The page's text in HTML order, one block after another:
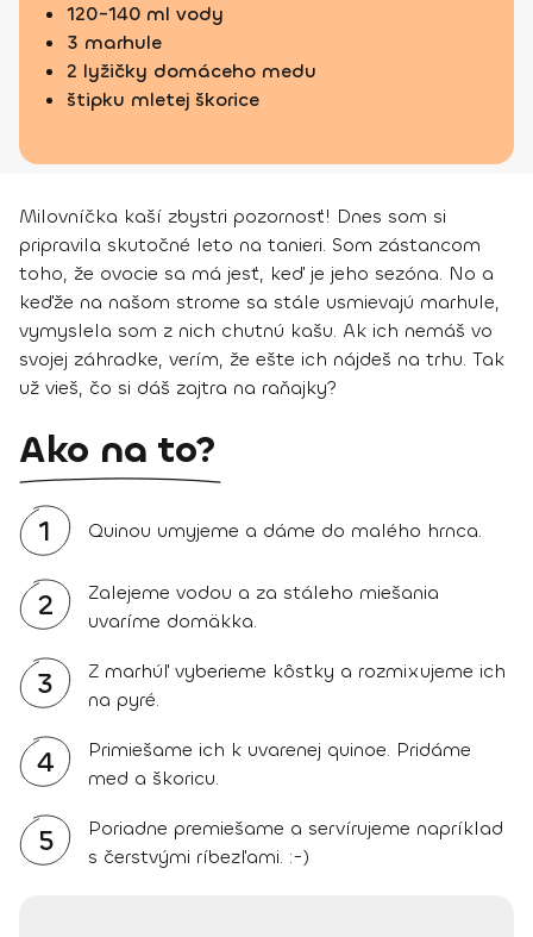
120-140 ml vody
3 marhule
2 lyžičky domáceho medu
štipku mletej škorice
Milovníčka kaší zbystri pozornosť! Dnes som si
pripravila skutočné leto na tanieri. Som zástancom
toho, že ovocie sa má jesť, keď je jeho sezóna. No a
keďže na našom strome sa stále usmievajú marhule,
vymyslela som z nich chutnú kašu. Ak ich nemáš vo
svojej záhradke, verím, že ešte ich nájdeš na trhu. Tak
už vieš, čo si dáš zajtra na raňajky?
Ako na to?
1 Quinou umyjeme a dáme do malého hrnca.
2
Zalejeme vodou a za stáleho miešania
uvaríme domäkka.
3
Z marhúľ vyberieme kôstky a rozmixujeme ich
na pyré.
4
Primiešame ich k uvarenej quinoe. Pridáme
med a škoricu.
5
Poriadne premiešame a servírujeme napríklad
s čerstvými ríbezľami. :-)